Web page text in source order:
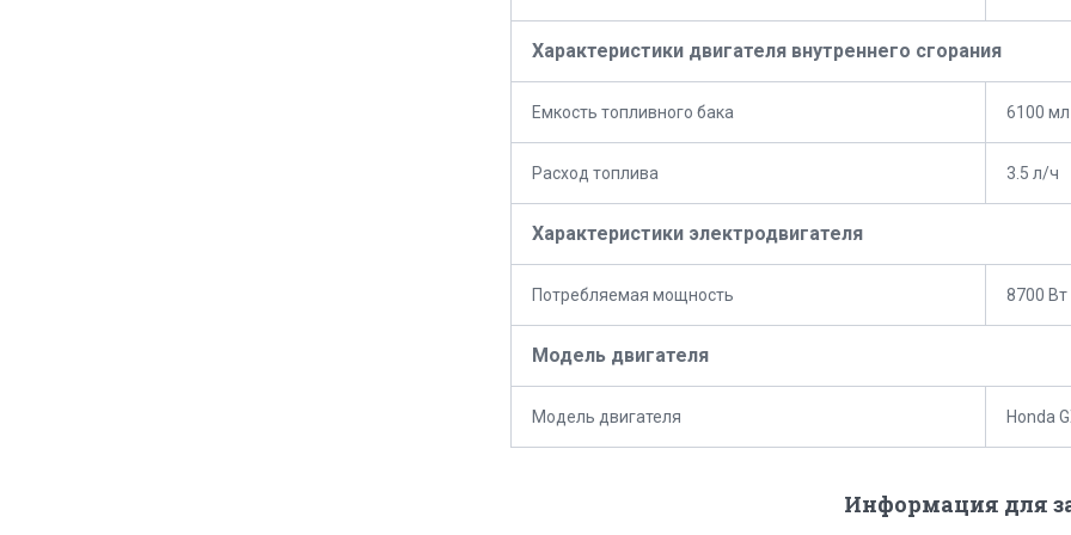
Характеристики двигателя внутреннего сгорания
Емкость топливного бака 6100 мл
Расход топлива 3.5 л/ч
Характеристики электродвигателя
Потребляемая мощность 8700 Вт
Модель двигателя
Модель двигателя Honda
Информация для